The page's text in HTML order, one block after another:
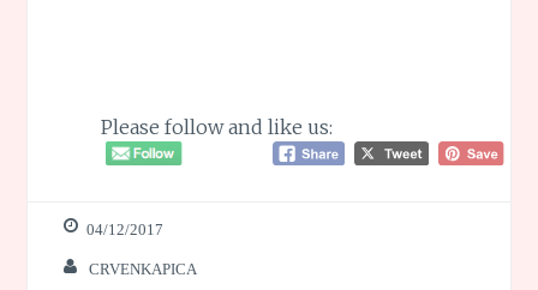
Please follow and like us:
04/12/2017
CRVENKAPICA